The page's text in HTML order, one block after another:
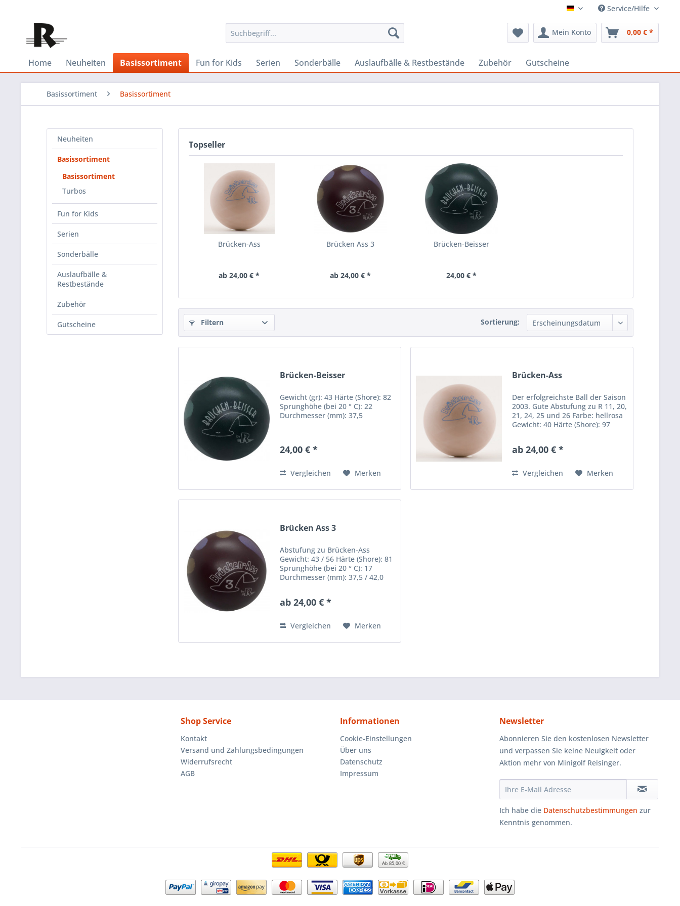
Deutsch Service/Hilfe
Mein Konto 0,00 € *
Home Neuheiten Basissortiment Fun for Kids Serien Sonderbälle Auslaufbälle & Restbestände Zubehör Gutscheine
Basissortiment Basissortiment
Neuheiten
Basissortiment
Basissortiment
Turbos
Fun for Kids
Serien
Sonderbälle
Auslaufbälle &
Restbestände
Zubehör
Gutscheine
Topseller
Brücken-Ass
ab 24,00 € *
Brücken Ass 3
ab 24,00 € *
Brücken-Beisser
24,00 € *
Filtern Sortierung:
Brücken-Beisser
Gewicht (gr): 43 Härte (Shore): 82
Sprunghöhe (bei 20 ° C): 22
Durchmesser (mm): 37,5
24,00 € *
Vergleichen Merken
Brücken-Ass
Der erfolgreichste Ball der Saison
2003. Gute Abstufung zu R 11, 20,
21, 24, 25 und 26 Farbe: hellrosa
Gewicht: 40 Härte (Shore): 97
ab 24,00 € *
Vergleichen Merken
Brücken Ass 3
Abstufung zu Brücken-Ass
Gewicht: 43 / 56 Härte (Shore): 81
Sprunghöhe (bei 20 ° C): 17
Durchmesser (mm): 37,5 / 42,0
ab 24,00 € *
Vergleichen Merken
Shop Service
Kontakt
Versand und Zahlungsbedingungen
Widerrufsrecht
AGB
Informationen
Cookie-Einstellungen
Über uns
Datenschutz
Impressum
Newsletter
Abonnieren Sie den kostenlosen Newsletter
und verpassen Sie keine Neuigkeit oder
Aktion mehr von Minigolf Reisinger.
Ich habe die Datenschutzbestimmungen zur
Kenntnis genommen.
Ab 85,00 €